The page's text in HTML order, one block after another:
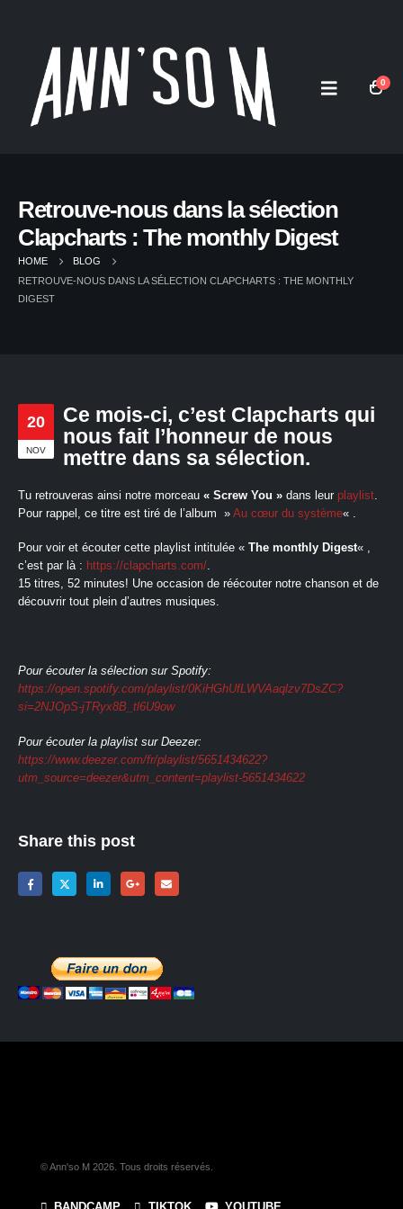
0
Retrouve-nous dans la sélection
Clapcharts : The monthly Digest
HOME
BLOG
RETROUVE-NOUS DANS LA SÉLECTION CLAPCHARTS : THE MONTHLY
DIGEST
20
NOV
Ce mois-ci, c’est Clapcharts qui
nous fait l’honneur de nous
mettre dans sa sélection.
Tu retrouveras ainsi notre morceau « Screw You » dans leur playlist
Pour rappel, ce titre est tiré de l’album » Au cœur du système« .
Pour voir et écouter cette playlist intitulée « The monthly Digest« ,
c’est par là : https://clapcharts.com/.
15 titres, 52 minutes! Une occasion de réécouter notre chanson et de
découvrir tout plein d’autres musiques.
Pour écouter la sélection sur Spotify:
https://open.spotify.com/playlist/0KiHGhUfLWVAaqlzv7DsZC?
si=2NJOpS-jTRyx8B_tl6U9ow
Pour écouter la playlist sur Deezer:
https://www.deezer.com/fr/playlist/5651434622?
utm_source=deezer&utm_content=playlist-5651434622
Share this post
© Ann'so M 2026. Tous droits réservés.